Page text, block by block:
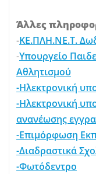
Άλλες
-ΚΕ.ΠΛΗ.ΝΕ.Τ.
-Υπουργείο
Αθλητισμού
-Ηλεκτρονική
-Ηλεκτρονική
ανανέωσης
-Επιμόρφωση
-Διαδραστικά
-Φωτόδεντρο